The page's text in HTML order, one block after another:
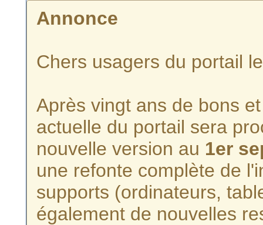
Annonce
Chers usagers du portail
Après vingt ans de bons
actuelle du portail sera
nouvelle version au 1er
une refonte complète de
supports (ordinateurs,
également de nouvelles